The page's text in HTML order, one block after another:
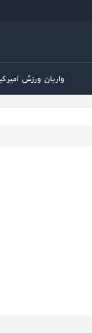
واریان ورزش امیر کبیر